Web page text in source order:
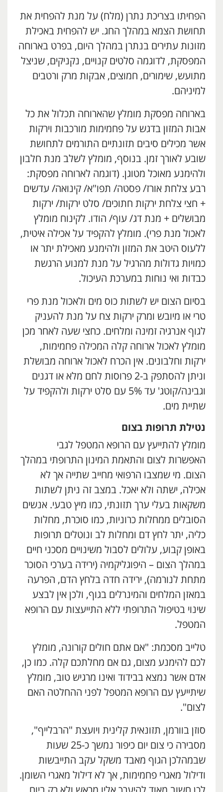
הפחיתו בצריכת נתרן (מלח) על מנת להפחית את
תחושת הצמא במהלך החג. יש להפחית באכילת
מזונות עתירים בנתרן במהלך היום, בפרט בארוחה
המפסקת, לדוגמה סלטים קנויים, נקניקים, שניצל
מתועש, שימורים, חמוצים, אבקות מרק ורטבים
למיניהם.
בארוחה מפסקת מומלץ שהארוחה תכלול את כל
אבות המזון בדגש על פחמימות מורכבות וירקות
אשר מכילים סיבים תזונתיים התורמים לתחושת
שובע לאורך זמן. בנוסף, מומלץ לשלב מנת חלבון
ולהימנע מאוכל מטוגן. (דוגמה לארוחה מפסקת:
רבע צלחת אורז/ פסטה/ תפו"א/ קינואה/ עדשים
+ חצי צלחת ירקות חתוכים/ סלט ירקות/ ירקות
מבושלים + מנת דג/ עוף/ הודו. לקינוח מומלץ
לאכול מנת פרי). מומלץ להקפיד על אכילה איטית,
ללעוס היטב את המזון ולהימנע מאכילת יתר או
כמויות גדולות מהרגיל על מנת למנוע הרגשת
כבדות ואי נוחות במערכת העיכול.
בסיום הצום יש לשתות כוס מים ולאכול מנת פרי
טרי או מיובש ומרק ירקות צח על מנת להעניק
לגוף אנרגיה זמינה ומלחים. כחצי שעה לאחר מכן
מומלץ לאכול ארוחה קלה המכילה פחמימות,
ירקות וחלבונים. אין הכרח לאכול ארוחה מבושלת
וניתן להסתפק ב-2 פרוסות לחם מלא או דגנים
וגבינה/קוטג' עד 5% עם סלט ירקות ולהקפיד על
שתיית מים.
נטילת תרופות בצום
מומלץ להתייעץ עם הרופא המטפל לגבי
האפשרות לצום והתאמת המינון התרופתי במהלך
הצום. מי שמצבו הרפואי מחייב שתייה אך לא
אכילה, ישתה ולא יאכל. במצב זה ניתן לשתות
משקאות בעלי ערך תזונתי, כמו מיץ טבעי. אנשים
הסובלים ממחלות כרוניות, כמו סוכרת, מחלות
כליה, יתר לחץ דם ומחלות לב ונוטלים תרופות
באופן קבוע, עלולים לסבול משינויים מסכני חיים
במהלך הצום – היפוגליקמיה (ירידה בערכי הסוכר
מתחת לנורמה), ירידה חדה בלחץ הדם, הפרעה
במאזן המלחים והמינרלים בגוף, ולכן אין לבצע
שינוי בטיפול התרופתי ללא התייעצות עם הרופא
המטפל.
טלייב מסכמת: "אם אתם חולים קורונה, מומלץ
לכם להימנע מצום, גם אם מחלתכם קלה. כמו כן,
אדם אשר נמצא בבידוד ואינו מרגיש טוב, מומלץ
שיתייעץ עם הרופא המטפל לפני ההחלטה האם
לצום".
סוזן בוורמן, תזונאית קלינית ויועצת "הרבלייף",
מסבירה כי צום יום כיפור נמשך כ-25 שעות
שבמהלכן הגוף מאבד משקל עקב התייבשות
ודילול מאגרי פחמימות, אך לא דילול מאגרי השומן.